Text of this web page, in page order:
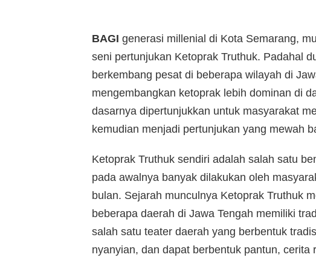
BAGI generasi millenial di Kota Semarang,
seni pertunjukan Ketoprak Truthuk. Padahal
berkembang pesat di beberapa wilayah di
mengembangkan ketoprak lebih dominan di
dasarnya dipertunjukkan untuk masyarakat
kemudian menjadi pertunjukan yang mewah
Ketoprak Truthuk sendiri adalah salah satu
pada awalnya banyak dilakukan oleh
bulan. Sejarah munculnya Ketoprak Truthuk
beberapa daerah di Jawa Tengah memiliki
salah satu teater daerah yang berbentuk
nyanyian, dan dapat berbentuk pantun, cerita